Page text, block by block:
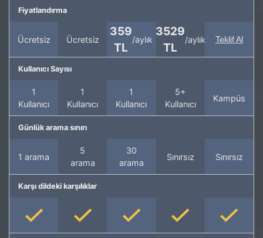
Fiyatlandırma
Ücretsiz Ücretsiz
359
TL
/aylık
3529
TL
/aylık Teklif Al
Kullanıcı Sayısı
1
Kullanıcı
1
Kullanıcı
1
Kullanıcı
5+
Kullanıcı
Kampüs
Günlük arama sınırı
1 arama
5
arama
30
arama
Sınırsız Sınırsız
Karşı dildeki karşılıklar